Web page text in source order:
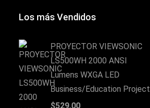
Los más Vendidos
PROYECTOR VIEWSONIC
LS500WH 2000 ANSI
Lumens WXGA LED
Business/Education Project
$529,00